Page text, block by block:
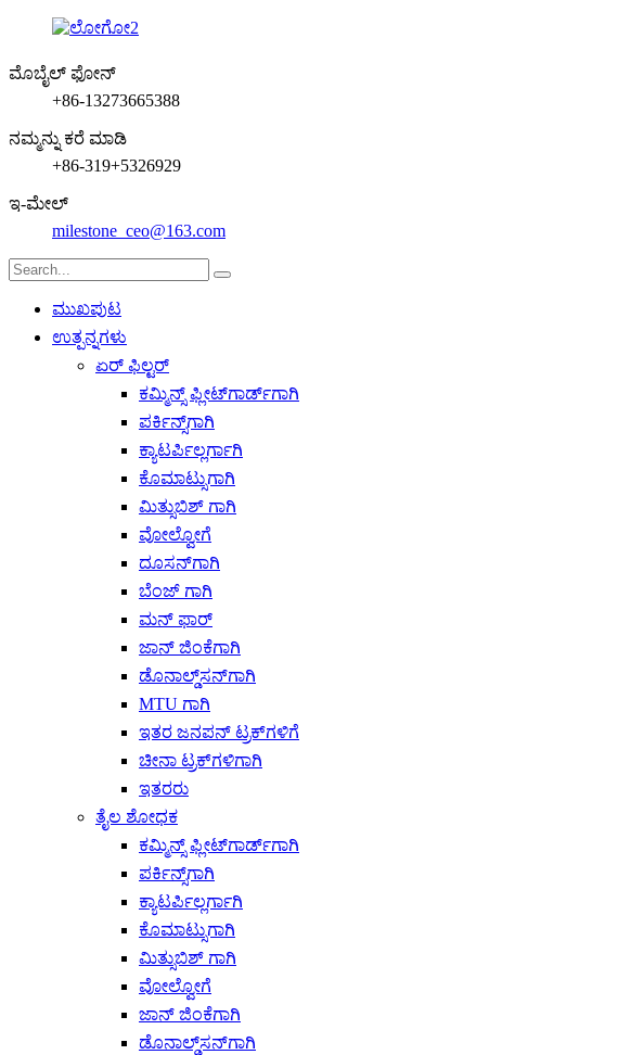
ಮೊಬೈಲ್ ಫೋನ್
+86-13273665388
ನಮ್ಮನ್ನು ಕರೆ ಮಾಡಿ
+86-319+5326929
ಇ-ಮೇಲ್
milestone_ceo@163.com
ಮುಖಪುಟ
ಉತ್ಪನ್ನಗಳು
ಏರ್ ಫಿಲ್ಟರ್
ಕಮ್ಮಿನ್ಸ್ ಫ್ಲೀಟ್‌ಗಾರ್ಡ್‌ಗಾಗಿ
ಪರ್ಕಿನ್ಸ್‌ಗಾಗಿ
ಕ್ಯಾಟರ್ಪಿಲ್ಲರ್ಗಾಗಿ
ಕೊಮಾಟ್ಸುಗಾಗಿ
ಮಿತ್ಸುಬಿಶ್ ಗಾಗಿ
ವೋಲ್ವೋಗೆ
ದೂಸನ್‌ಗಾಗಿ
ಬೆಂಜ್ ಗಾಗಿ
ಮನ್ ಫಾರ್
ಜಾನ್ ಜಿಂಕೆಗಾಗಿ
ಡೊನಾಲ್ಡ್‌ಸನ್‌ಗಾಗಿ
MTU ಗಾಗಿ
ಇತರ ಜನಪನ್ ಟ್ರಕ್‌ಗಳಿಗೆ
ಚೀನಾ ಟ್ರಕ್‌ಗಳಿಗಾಗಿ
ಇತರರು
ತೈಲ ಶೋಧಕ
ಕಮ್ಮಿನ್ಸ್ ಫ್ಲೀಟ್‌ಗಾರ್ಡ್‌ಗಾಗಿ
ಪರ್ಕಿನ್ಸ್‌ಗಾಗಿ
ಕ್ಯಾಟರ್ಪಿಲ್ಲರ್ಗಾಗಿ
ಕೊಮಾಟ್ಸುಗಾಗಿ
ಮಿತ್ಸುಬಿಶ್ ಗಾಗಿ
ವೋಲ್ವೋಗೆ
ಜಾನ್ ಜಿಂಕೆಗಾಗಿ
ಡೊನಾಲ್ಡ್‌ಸನ್‌ಗಾಗಿ